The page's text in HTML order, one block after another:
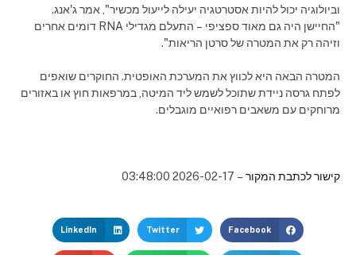
וביולוגיה יכול להיות אסטרטגיה יעילה לייעול מכשיר", אמר ג'אנג.
"החיישן היה גם מאוד ספציפי – התעלם מגדילי RNA דומים אחרים
וזיהה רק את המטרה של סרטן הריאות".
המטרה הבאה היא לכווץ את המערכת האופטית. החוקרים שואפים
לפתח גרסה ניידת שתוכל לשמש ליד המיטה, במרפאות חוץ או באזורים
מרוחקים עם משאבים רפואיים מוגבלים.
קישור לכתבת המקור – 2026-02-17 03:48:00
Facebook
Twitter
LinkedIn